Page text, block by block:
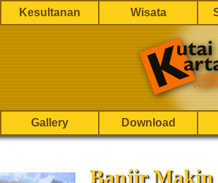
Kesultanan Wisata
Gallery Download
Banjir Makin